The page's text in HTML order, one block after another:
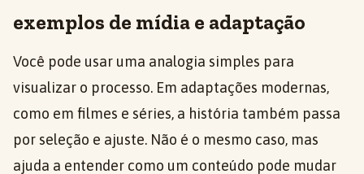
exemplos de mídia e adaptação
Você pode usar uma analogia simples para
visualizar o processo. Em adaptações modernas,
como em filmes e séries, a história também passa
por seleção e ajuste. Não é o mesmo caso, mas
ajuda a entender como um conteúdo pode mudar